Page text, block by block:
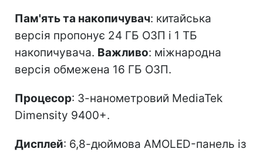
Пам'ять та накопичувач: китайська
версія пропонує 24 ГБ ОЗП і 1 ТБ
накопичувача. Важливо: міжнародна
версія обмежена 16 ГБ ОЗП.
Процесор: 3-нанометровий MediaTek
Dimensity 9400+.
Дисплей: 6,8-дюймова AMOLED-панель із